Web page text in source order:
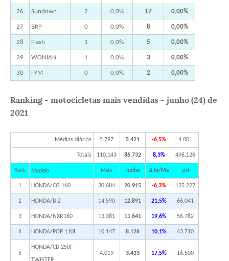
26 Sundown 2 0,0% 17 0,00%
27 BRP 0 0,0% 8 0,00%
28 Flash 1 0,0% 5 0,00%
29 WONJAN 1 0,0% 3 0,00%
30 FYM 0 0,0% 2 0,00%
Ranking - motocicletas mais vendidas - junho (24) de
2021
Médias diárias 5.797 5.421 -6,5% 4.001
Totais 110.143 86.732 8,3% 496.126
Rank Modelo Maio Junho Δ Jn/Ma ytd
1 HONDA/CG 160 30.684 20.915 -6,3% 135.227
2 HONDA/BIZ 14.590 12.891 21,5% 66.041
3 HONDA/NXR160 13.381 11.641 19,6% 56.782
4 HONDA/POP 110I 10.147 8.126 10,1% 43.710
5
HONDA/CB 250F
4.019 3.433 17,5% 16.500